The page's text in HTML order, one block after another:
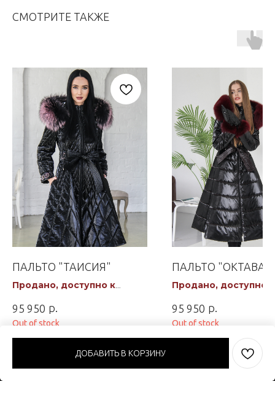
ДОБАВИТЬ В КОРЗИНУ
СМОТРИТЕ ТАКЖЕ
ПАЛЬТО "ТАИСИЯ"
Продано, доступно к
95 950 р.
Out of stock
ПАЛЬТО "ОКТАВА"
Продано, доступно к
95 950 р.
Out of stock